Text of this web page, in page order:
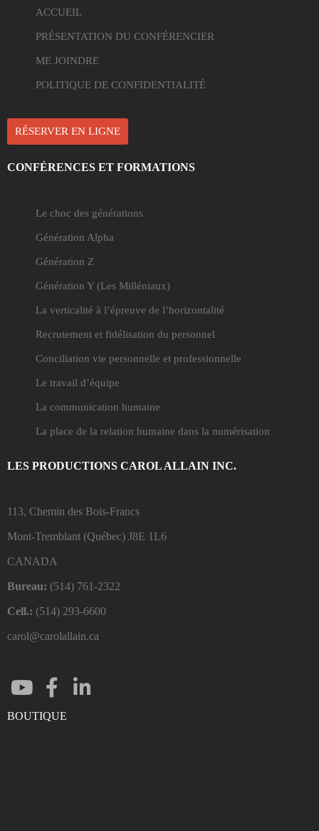
ACCUEIL
PRÉSENTATION DU CONFÉRENCIER
ME JOINDRE
POLITIQUE DE CONFIDENTIALITÉ
RÉSERVER EN LIGNE
CONFÉRENCES ET FORMATIONS
Le choc des générations
Génération Alpha
Génération Z
Génération Y (Les Milléniaux)
La verticalité à l’épreuve de l’horizontalité
Recrutement et fidélisation du personnel
Conciliation vie personnelle et professionnelle
Le travail d’équipe
La communication humaine
La place de la relation humaine dans la numérisation
LES PRODUCTIONS CAROL ALLAIN INC.
113, Chemin des Bois-Francs
Mont-Tremblant (Québec) J8E 1L6
CANADA
Bureau: (514) 761-2322
Cell.: (514) 293-6600
carol@carolallain.ca
BOUTIQUE